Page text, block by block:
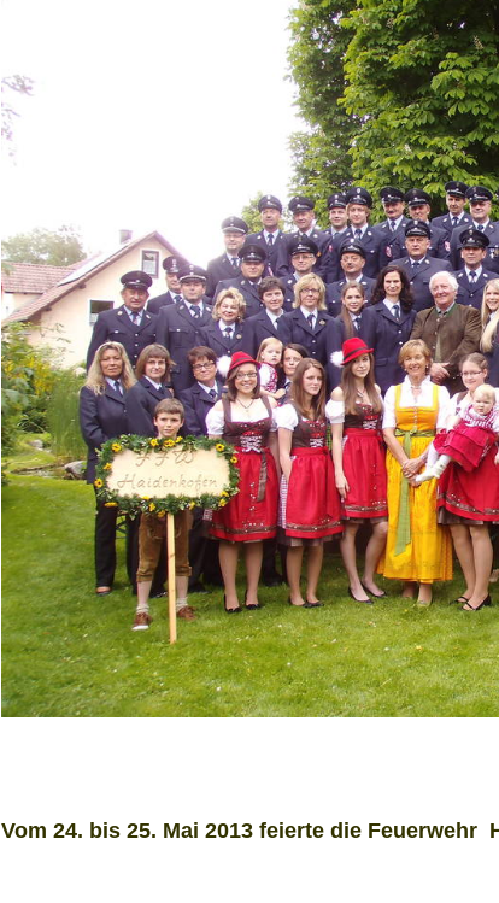
Vom 24. bis 25. Mai 2013 feierte die